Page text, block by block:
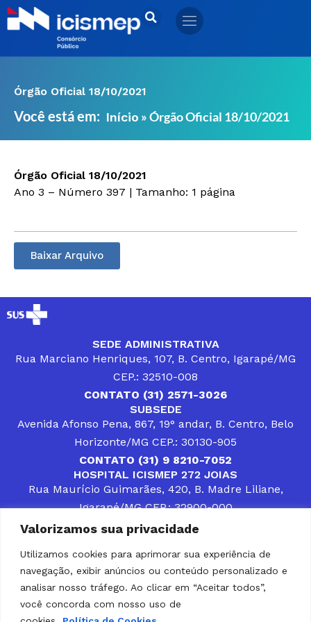
Valorizamos sua privacidade
Utilizamos cookies para aprimorar sua experiência de
navegação, exibir anúncios ou conteúdo personalizado e
analisar nosso tráfego. Ao clicar em “Aceitar todos”,
você concorda com nosso uso de
Ir
para
Órgão Oficial 18/10/2021
Você está em: Início »Órgão Oficial 18/10/2021
Órgão Oficial 18/10/2021
Ano 3 – Número 397 | Tamanho: 1 página
Baixar Arquivo
SEDE ADMINISTRATIVA
Rua Marciano Henriques, 107, B. Centro, Igarapé/MG
CEP.: 32510-008
CONTATO (31) 2571-3026
SUBSEDE
Avenida Afonso Pena, 867, 19° andar, B. Centro, Belo
Horizonte/MG CEP.: 30130-905
CONTATO (31) 9 8210-7052
HOSPITAL ICISMEP 272 JOIAS
Rua Maurício Guimarães, 420, B. Madre Liliane,
Igarapé/MG CEP.: 32900-000
CONTATOS (31) 3512-4400 ou (31) 9 8309-8660
DESENVOLVER SOLUÇÕES, AÇÕES E SERVIÇOS
PÚBLICOS QUE COMPLEMENTEM A ASSISTÊNCIA À
POPULAÇÃO DA REGIÃO EM QUE ATUA, SENDO
PARCEIRO DOS MUNICÍPIOS CONSORCIADOS NA
SOLUÇÃO DE DIFICULDADES ENFRENTADAS POR
GESTORES MUNICIPAIS, É O COMPROMISSO DO
ICISMEP.